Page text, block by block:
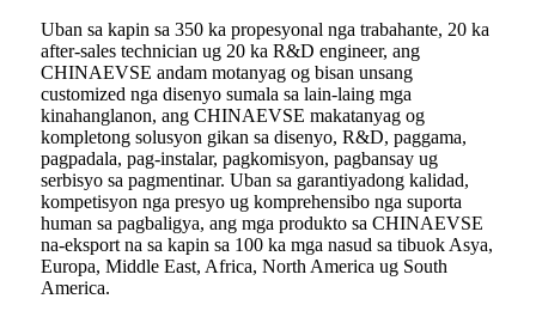
Uban sa kapin sa 350 ka propesyonal nga trabahante, 20 ka
after-sales technician ug 20 ka R&D engineer, ang
CHINAEVSE andam motanyag og bisan unsang
customized nga disenyo sumala sa lain-laing mga
kinahanglanon, ang CHINAEVSE makatanyag og
kompletong solusyon gikan sa disenyo, R&D, paggama,
pagpadala, pag-instalar, pagkomisyon, pagbansay ug
serbisyo sa pagmentinar. Uban sa garantiyadong kalidad,
kompetisyon nga presyo ug komprehensibo nga suporta
human sa pagbaligya, ang mga produkto sa CHINAEVSE
na-eksport na sa kapin sa 100 ka mga nasud sa tibuok Asya,
Europa, Middle East, Africa, North America ug South
America.